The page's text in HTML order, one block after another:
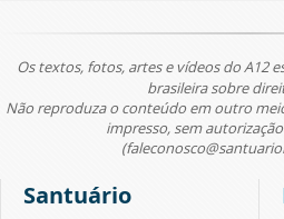
Os textos, fotos, artes e vídeos do A12
brasileira sobre
Não reproduza o conteúdo em outro
impresso, sem
Santuário